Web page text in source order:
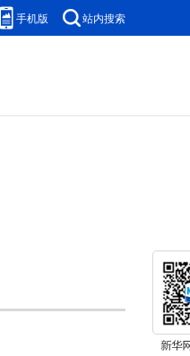
手机版 站内搜索